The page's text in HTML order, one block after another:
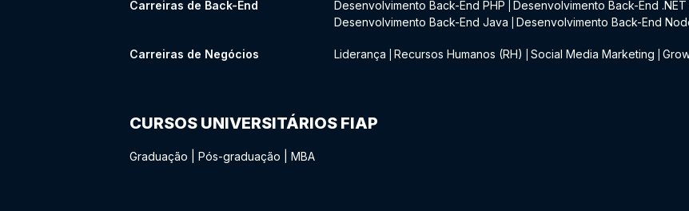
Carreiras de Back-End Desenvolvimento Back-End PHP Desenvolvimento Back-End .NET
Desenvolvimento Back-End Java Desenvolvimento Back-End
Carreiras de Negócios Liderança Recursos Humanos (RH) Social Media Marketing
CURSOS UNIVERSITÁRIOS FIAP
Graduação Pós-graduação MBA